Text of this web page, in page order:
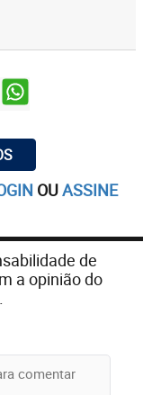
OUASSINE
de
a opinião do